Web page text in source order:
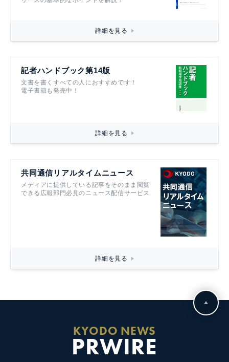
詳細を見る
記者ハンドブック第14版
文書を書くすべての人におすすめです！
電子書籍も発売中！
詳細を見る
共同通信リアルタイムニュース
メディアに提供している記事をそのまま閲覧
できる広報部門必見のニュース配信サービス
詳細を見る
KYODO NEWS
PRWIRE